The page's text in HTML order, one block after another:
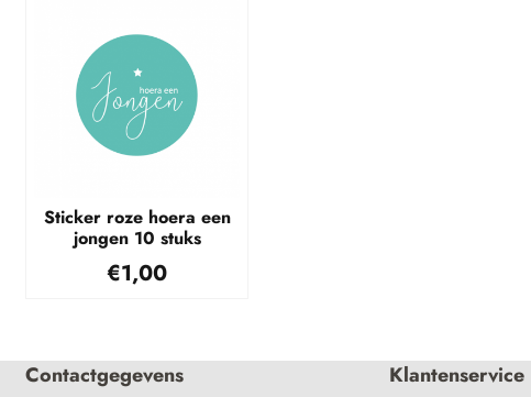
Sticker roze hoera een
jongen 10 stuks
€1,00
Contactgegevens Klantenservice